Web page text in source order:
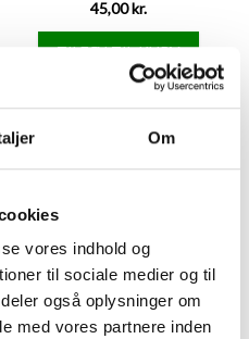
Om
vores indhold og
til sociale medier og til
også oplysninger om
med vores partnere inden
45,00 kr.
TILFØJ TIL KURV